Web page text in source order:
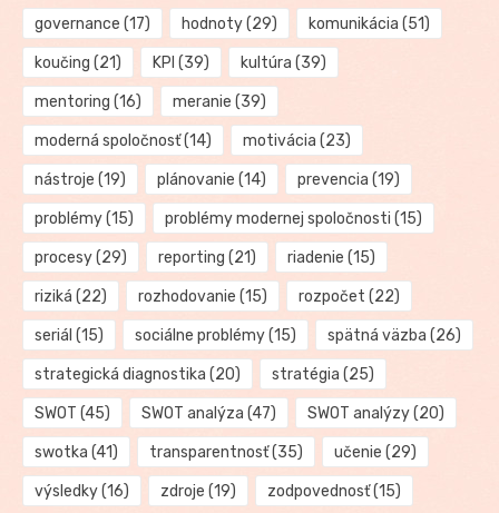
governance (17) hodnoty(29) komunikácia (51)
koučing (21) KPI (39) kultúra (39)
mentoring (16) meranie (39)
moderná spoločnosť(14) motivácia (23)
nástroje (19) plánovanie (14) prevencia (19)
problémy(15) problémy modernej spoločnosti (15)
procesy(29) reporting (21) riadenie (15)
riziká (22) rozhodovanie (15) rozpočet (22)
seriál (15) sociálne problémy(15) spätná väzba (26)
strategická diagnostika (20) stratégia (25)
SWOT (45) SWOT analýza (47) SWOT analýzy(20)
swotka (41) transparentnosť(35) učenie (29)
výsledky(16) zdroje (19) zodpovednosť(15)